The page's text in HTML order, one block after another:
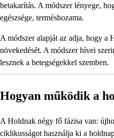
betakarítás. A módszer lényege,
egészsége, terméshozama.
A módszer alapját az adja, hogy a
növekedését. A módszer hívei
lesznek a betegségekkel szemben.
Hogyan működik a
A Holdnak négy fő fázisa van:
ciklikusságot használja ki a